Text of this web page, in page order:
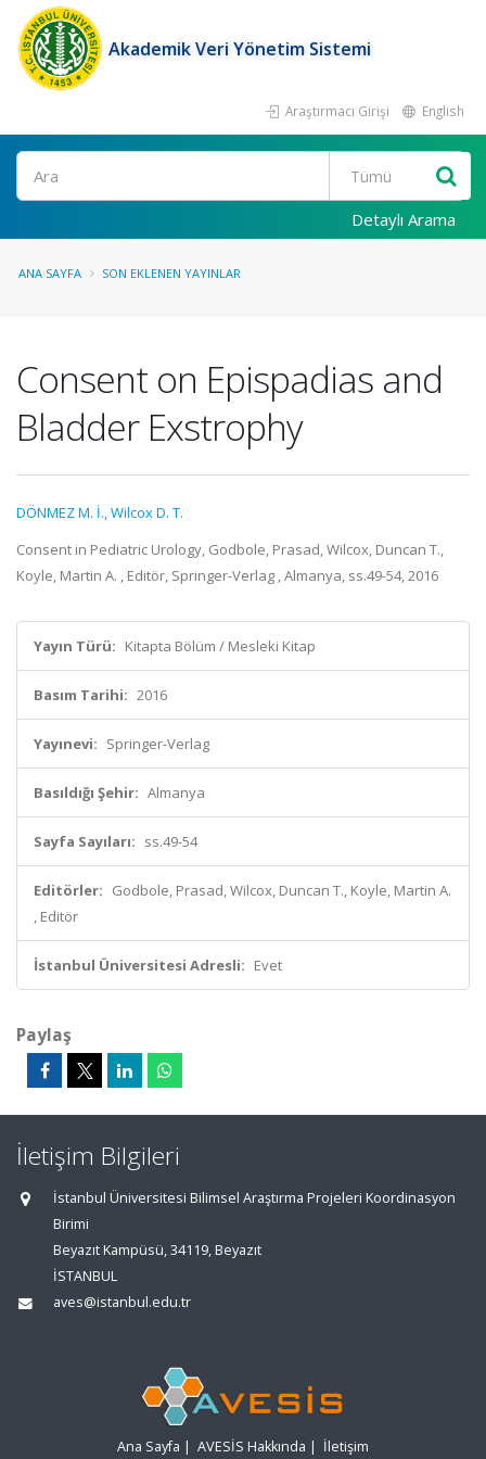
Akademik Veri Yönetim Sistemi
Araştırmacı Girişi English
Ara
Detaylı Arama
ANA SAYFA SON EKLENEN YAYINLAR
Consent on Epispadias and
Bladder Exstrophy
DÖNMEZ M. İ.,Wilcox D. T.
Consent in Pediatric Urology, Godbole, Prasad, Wilcox, Duncan T.,
Koyle, Martin A. , Editör, Springer-Verlag , Almanya, ss.49-54, 2016
Yayın Türü: Kitapta Bölüm / Mesleki Kitap
Basım Tarihi: 2016
Yayınevi: Springer-Verlag
Basıldığı Şehir: Almanya
Sayfa Sayıları: ss.49-54
Editörler: Godbole, Prasad, Wilcox, Duncan T., Koyle, Martin A.
, Editör
İstanbul Üniversitesi Adresli: Evet
Paylaş
İletişim Bilgileri
İstanbul Üniversitesi Bilimsel Araştırma Projeleri Koordinasyon
Birimi
Beyazıt Kampüsü, 34119, Beyazıt
İSTANBUL
aves@istanbul.edu.tr
Ana Sayfa | AVESİS Hakkında | İletişim